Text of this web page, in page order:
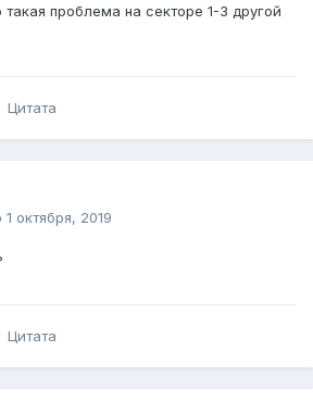
такая проблема на секторе 1-3 другой
Цитата
1 октября, 2019
Цитата